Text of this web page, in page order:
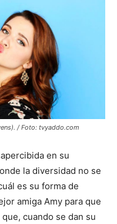
/ Foto: tvyaddo.com
en su
la diversidad no se
es su forma de
amiga Amy para que
cuando se dan su